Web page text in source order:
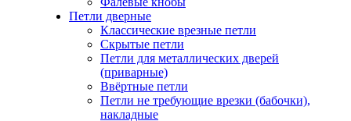
Петли дверные
Классические врезные петли
Скрытые петли
Петли для металлических дверей
(приварные)
Ввёртные петли
Петли не требующие врезки (бабочки),
накладные